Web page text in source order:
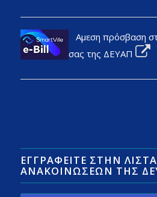
Αμεση πρόσβαση
σας της ΔΕΥΑΠ
ΕΓΓΡΑΦΕΊΤΕ ΣΤΗΝ ΛΊΣΤΑ
ΑΝΑΚΟΙΝΏΣΕΩΝ ΤΗΣ